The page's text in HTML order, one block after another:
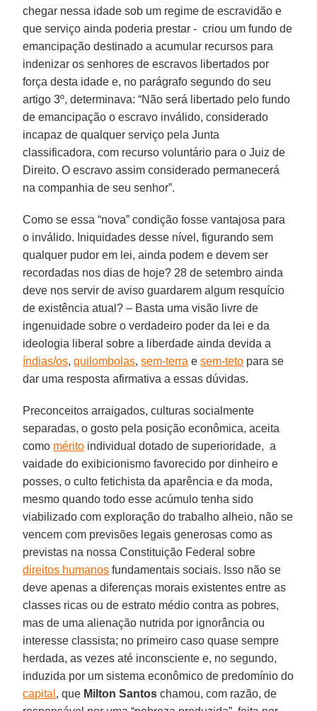
chegar nessa idade sob um regime de escravidão e
que serviço ainda poderia prestar - criou um fundo de
emancipação destinado a acumular recursos para
indenizar os senhores de escravos libertados por
força desta idade e, no parágrafo segundo do seu
artigo 3º, determinava: “Não será libertado pelo fundo
de emancipação o escravo inválido, considerado
incapaz de qualquer serviço pela Junta
classificadora, com recurso voluntário para o Juiz de
Direito. O escravo assim considerado permanecerá
na companhia de seu senhor”.
Como se essa “nova” condição fosse vantajosa para
o inválido. Iniquidades desse nível, figurando sem
qualquer pudor em lei, ainda podem e devem ser
recordadas nos dias de hoje? 28 de setembro ainda
deve nos servir de aviso guardarem algum resquício
de existência atual? – Basta uma visão livre de
ingenuidade sobre o verdadeiro poder da lei e da
ideologia liberal sobre a liberdade ainda devida a
índias/os,quilombolas,sem-terra esem-teto para se
dar uma resposta afirmativa a essas dúvidas.
Preconceitos arraigados, culturas socialmente
separadas, o gosto pela posição econômica, aceita
como mérito individual dotado de superioridade, a
vaidade do exibicionismo favorecido por dinheiro e
posses, o culto fetichista da aparência e da moda,
mesmo quando todo esse acúmulo tenha sido
viabilizado com exploração do trabalho alheio, não se
vencem com previsões legais generosas como as
previstas na nossa Constituição Federal sobre
direitos humanos fundamentais sociais. Isso não se
deve apenas a diferenças morais existentes entre as
classes ricas ou de estrato médio contra as pobres,
mas de uma alienação nutrida por ignorância ou
interesse classista; no primeiro caso quase sempre
herdada, as vezes até inconsciente e, no segundo,
induzida por um sistema econômico de predomínio do
capital , que Milton Santos chamou, com razão, de